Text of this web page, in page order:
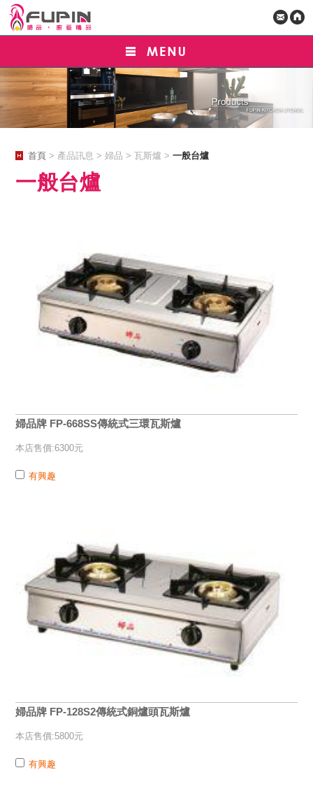
首頁 > 產品訊息 > 婦品 > 瓦斯爐 >一般台爐
一般台爐
婦品牌 FP-668SS傳統式三環瓦斯爐
本店售價:6300元
有興趣
婦品牌 FP-128S2傳統式銅爐頭瓦斯爐
本店售價:5800元
有興趣